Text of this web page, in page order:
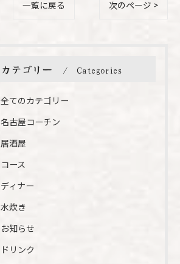
一覧に戻る 次のページ >
カテゴリー Categories
全てのカテゴリー
名古屋コーチン
居酒屋
コース
ディナー
水炊き
お知らせ
ドリンク